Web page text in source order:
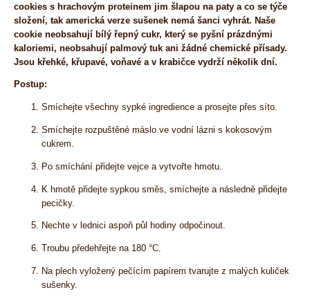
cookies s hrachovým proteinem jim šlapou na paty a co se týče
složení, tak americká verze sušenek nemá šanci vyhrát. Naše
cookie neobsahují bílý řepný cukr, který se pyšní prázdnými
kaloriemi, neobsahují palmový tuk ani žádné chemické přísady.
Jsou křehké, křupavé, voňavé a v krabičce vydrží několik dní.
Postup:
Smíchejte všechny sypké ingredience a prosejte přes síto.
Smíchejte rozpuštěné máslo ve vodní lázni s kokosovým
cukrem.
Po smíchání přidejte vejce a vytvořte hmotu.
K hmotě přidejte sypkou směs, smíchejte a následně přidejte
pecičky.
Nechte v lednici aspoň půl hodiny odpočinout.
Troubu předehřejte na 180 °C.
Na plech vyložený pečícím papírem tvarujte z malých kuliček
sušenky.